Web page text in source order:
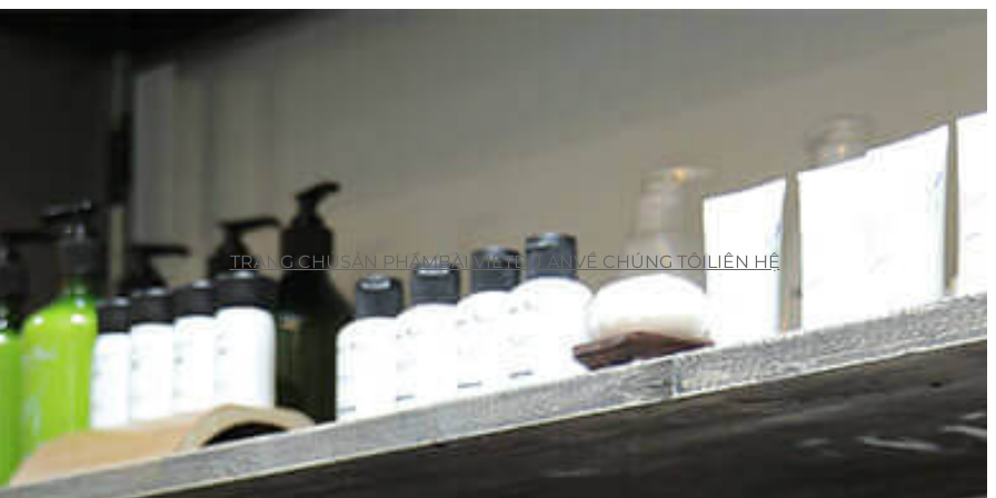
TRANG CHỦSẢN PHẨMBÀI VIẾTDỰ ÁNVỀ CHÚNG TÔILIÊN HỆ